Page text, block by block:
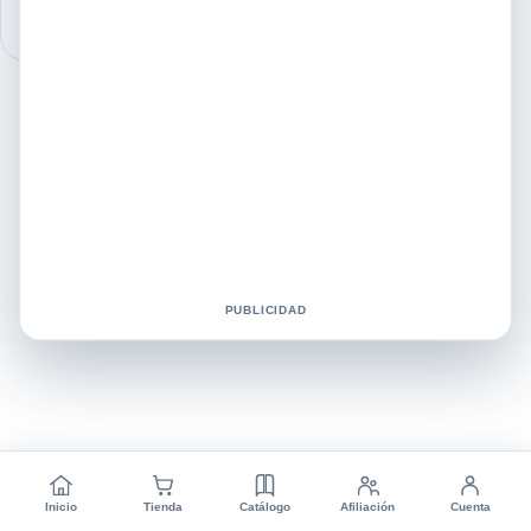
Inicio Tienda Catálogo Afiliación Cuenta
PUBLICIDAD